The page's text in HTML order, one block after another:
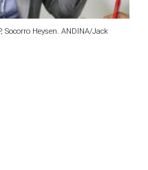
Socorro Heysen. ANDINA/Jack